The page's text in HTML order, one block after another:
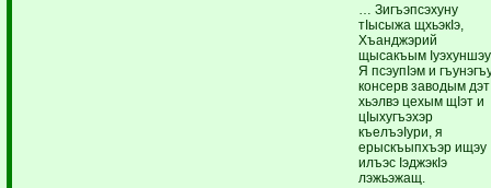
… Зигъэпсэхуну
тIысыжа щхьэкIэ,
Хъанджэрий
щысакъым
Я псэупIэм и
консерв заводым дэт
хьэлвэ цехым щIэт и
цIыхугъэхэр
къелъэIури, я
ерыскъыпхъэр ищэу
илъэс IэджэкIэ
лэжьэжащ.